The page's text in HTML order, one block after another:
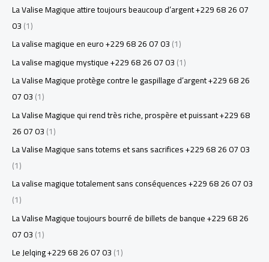
La Valise Magique attire toujours beaucoup d’argent +229 68 26 07
03(1)
La valise magique en euro +229 68 26 07 03(1)
La valise magique mystique +229 68 26 07 03(1)
La Valise Magique protège contre le gaspillage d’argent +229 68 26
07 03(1)
La Valise Magique qui rend très riche, prospère et puissant +229 68
26 07 03(1)
La Valise Magique sans totems et sans sacrifices +229 68 26 07 03
(1)
La valise magique totalement sans conséquences +229 68 26 07 03
(1)
La Valise Magique toujours bourré de billets de banque +229 68 26
07 03(1)
Le Jelqing +229 68 26 07 03(1)